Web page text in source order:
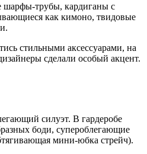
трубы, кардиганы с
как кимоно, твидовые
стильными аксессуарами, на
сделали особый акцент.
силуэт. В гардеробе
боди, супероблегающие
мини-юбка стрейч).